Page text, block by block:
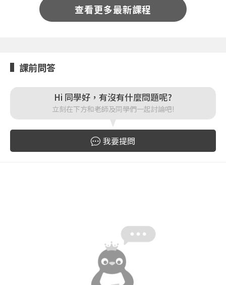
或
登入
忘記密碼
或
註冊
按下註冊即代表你同意我們的使用者條款
策。
查看更多最新課程
課前問答
Hi 同學好，有沒有什麼問題呢?
立刻在下方和老師及同學們一起討論吧!
我要提問